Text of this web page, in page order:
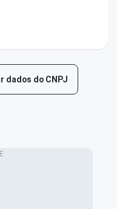
dados do CNPJ